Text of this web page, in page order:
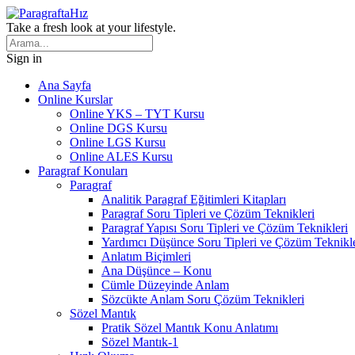
Take a fresh look at your lifestyle.
Sign in
Ana Sayfa
Online Kurslar
Online YKS – TYT Kursu
Online DGS Kursu
Online LGS Kursu
Online ALES Kursu
Paragraf Konuları
Paragraf
Analitik Paragraf Eğitimleri Kitapları
Paragraf Soru Tipleri ve Çözüm Teknikleri
Paragraf Yapısı Soru Tipleri ve Çözüm Teknikleri
Yardımcı Düşünce Soru Tipleri ve Çözüm
Anlatım Biçimleri
Ana Düşünce – Konu
Cümle Düzeyinde Anlam
Sözcükte Anlam Soru Çözüm Teknikleri
Sözel Mantık
Pratik Sözel Mantık Konu Anlatımı
Sözel Mantık-1